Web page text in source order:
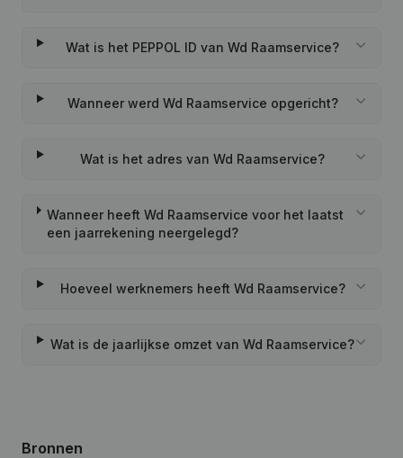
Wat is het PEPPOL ID van Wd Raamservice?
Wanneer werd Wd Raamservice opgericht?
Wat is het adres van Wd Raamservice?
Wanneer heeft Wd Raamservice voor het laatst
een jaarrekening neergelegd?
Hoeveel werknemers heeft Wd Raamservice?
Wat is de jaarlijkse omzet van Wd Raamservice?
Bronnen